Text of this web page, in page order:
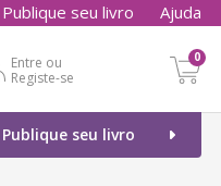
Publique seu livro Ajuda
Entre ou
Registe-se
0
Publique seu livro